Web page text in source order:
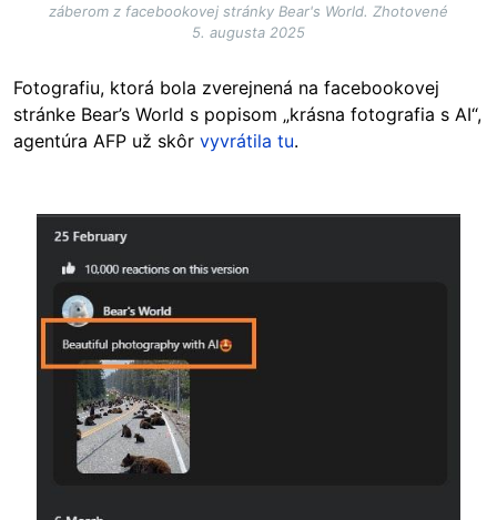
záberom z facebookovej stránky Bear's World. Zhotovené
5. augusta 2025
Fotografiu, ktorá bola zverejnená na facebookovej
stránke Bear’s World s popisom „krásna fotografia s AI“,
agentúra AFP už skôr vyvrátila tu.
Image